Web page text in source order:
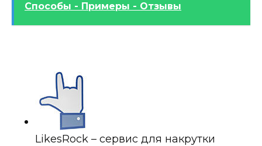
Способы - Примеры - Отзывы
LikesRock – сервис для накрутки